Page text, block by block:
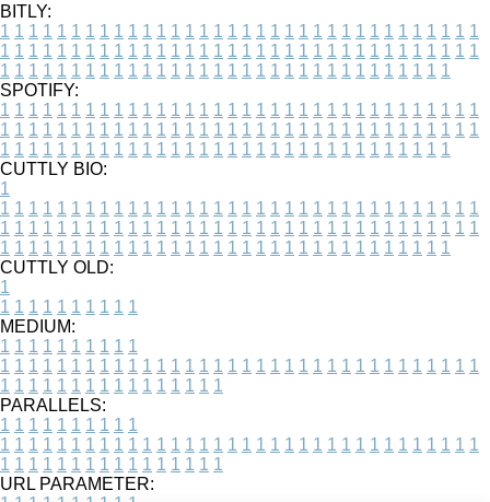
BITLY:
1 1 1 1 1 1 1 1 1 1 1 1 1 1 1 1 1 1 1 1 1 1 1 1 1 1 1 1 1 1 1 1 1 1
1 1 1 1 1 1 1 1 1 1 1 1 1 1 1 1 1 1 1 1 1 1 1 1 1 1 1 1 1 1 1 1 1 1
1 1 1 1 1 1 1 1 1 1 1 1 1 1 1 1 1 1 1 1 1 1 1 1 1 1 1 1 1 1 1 1
SPOTIFY:
1 1 1 1 1 1 1 1 1 1 1 1 1 1 1 1 1 1 1 1 1 1 1 1 1 1 1 1 1 1 1 1 1 1
1 1 1 1 1 1 1 1 1 1 1 1 1 1 1 1 1 1 1 1 1 1 1 1 1 1 1 1 1 1 1 1 1 1
1 1 1 1 1 1 1 1 1 1 1 1 1 1 1 1 1 1 1 1 1 1 1 1 1 1 1 1 1 1 1 1
CUTTLY BIO:
1
1 1 1 1 1 1 1 1 1 1 1 1 1 1 1 1 1 1 1 1 1 1 1 1 1 1 1 1 1 1 1 1 1 1
1 1 1 1 1 1 1 1 1 1 1 1 1 1 1 1 1 1 1 1 1 1 1 1 1 1 1 1 1 1 1 1 1 1
1 1 1 1 1 1 1 1 1 1 1 1 1 1 1 1 1 1 1 1 1 1 1 1 1 1 1 1 1 1 1 1
CUTTLY OLD:
1
1 1 1 1 1 1 1 1 1 1
MEDIUM:
1 1 1 1 1 1 1 1 1 1
1 1 1 1 1 1 1 1 1 1 1 1 1 1 1 1 1 1 1 1 1 1 1 1 1 1 1 1 1 1 1 1 1 1
1 1 1 1 1 1 1 1 1 1 1 1 1 1 1 1
PARALLELS:
1 1 1 1 1 1 1 1 1 1
1 1 1 1 1 1 1 1 1 1 1 1 1 1 1 1 1 1 1 1 1 1 1 1 1 1 1 1 1 1 1 1 1 1
1 1 1 1 1 1 1 1 1 1 1 1 1 1 1 1
URL PARAMETER: